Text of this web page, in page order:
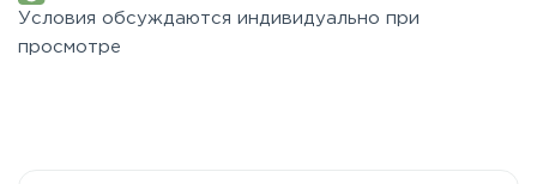
Условия обсуждаются индивидуально при
просмотре